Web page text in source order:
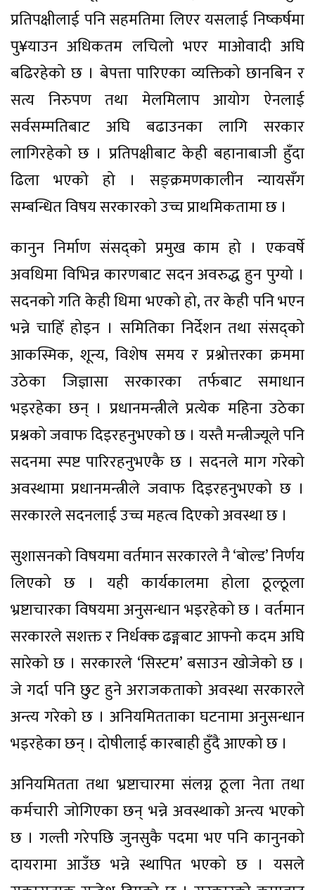
प्रतिपक्षीलाई पनि सहमतिमा लिएर यसलाई निष्कर्षमा
पु¥याउन अधिकतम लचिलो भएर माओवादी अघि
बढिरहेको छ । बेपत्ता पारिएका व्यक्तिको छानबिन र
सत्य निरुपण तथा मेलमिलाप आयोग ऐनलाई
सर्वसम्मतिबाट अघि बढाउनका लागि सरकार
लागिरहेको छ । प्रतिपक्षीबाट केही बहानाबाजी हुँदा
ढिला भएको हो । सङ्क्रमणकालीन न्यायसँग
सम्बन्धित विषय सरकारको उच्च प्राथमिकतामा छ ।
कानुन निर्माण संसद्को प्रमुख काम हो । एकवर्षे
अवधिमा विभिन्न कारणबाट सदन अवरुद्ध हुन पुग्यो ।
सदनको गति केही धिमा भएको हो, तर केही पनि भएन
भन्ने चाहिँ होइन । समितिका निर्देशन तथा संसद्को
आकस्मिक, शून्य, विशेष समय र प्रश्नोत्तरका क्रममा
उठेका जिज्ञासा सरकारका तर्फबाट समाधान
भइरहेका छन् । प्रधानमन्त्रीले प्रत्येक महिना उठेका
प्रश्नको जवाफ दिइरहनुभएको छ । यस्तै मन्त्रीज्यूले पनि
सदनमा स्पष्ट पारिरहनुभएकै छ । सदनले माग गरेको
अवस्थामा प्रधानमन्त्रीले जवाफ दिइरहनुभएको छ ।
सरकारले सदनलाई उच्च महत्व दिएको अवस्था छ ।
सुशासनको विषयमा वर्तमान सरकारले नै ‘बोल्ड’ निर्णय
लिएको छ । यही कार्यकालमा होला ठूल्ठूला
भ्रष्टाचारका विषयमा अनुसन्धान भइरहेको छ । वर्तमान
सरकारले सशक्त र निर्धक्क ढङ्गबाट आफ्नो कदम अघि
सारेको छ । सरकारले ‘सिस्टम’ बसाउन खोजेको छ ।
जे गर्दा पनि छुट हुने अराजकताको अवस्था सरकारले
अन्त्य गरेको छ । अनियमितताका घटनामा अनुसन्धान
भइरहेका छन् । दोषीलाई कारबाही हुँदै आएको छ ।
अनियमितता तथा भ्रष्टाचारमा संलग्न ठूला नेता तथा
कर्मचारी जोगिएका छन् भन्ने अवस्थाको अन्त्य भएको
छ । गल्ती गरेपछि जुनसुकै पदमा भए पनि कानुनको
दायरामा आउँछ भन्ने स्थापित भएको छ । यसले